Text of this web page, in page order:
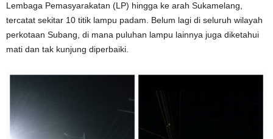
Lembaga Pemasyarakatan (LP) hingga ke arah Sukamelang,
tercatat sekitar 10 titik lampu padam. Belum lagi di seluruh wilayah
perkotaan Subang, di mana puluhan lampu lainnya juga diketahui
mati dan tak kunjung diperbaiki.